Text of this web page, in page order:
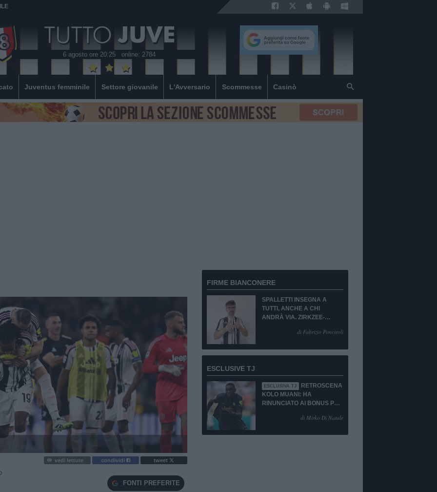
6 agosto ore 20:25 online: 2784
Juventus femminile Settore giovanile L'Avversario Scommesse Casinò
vedi letture condividi tweet
FONTI PREFERITE
FIRME BIANCONERE
SPALLETTI INSEGNA A
TUTTI, ANCHE A CHI
ANDRÀ VIA. ZIRKZEE-
di Fabrizio Ponciroli
ESCLUSIVE TJ
ESCLUSIVA TJ
RETROSCENA
KOLO MUANI: HA
RINUNCIATO AI BONUS PUR
di Mirko Di Natale